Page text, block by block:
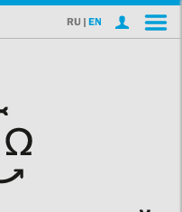
RU | EN